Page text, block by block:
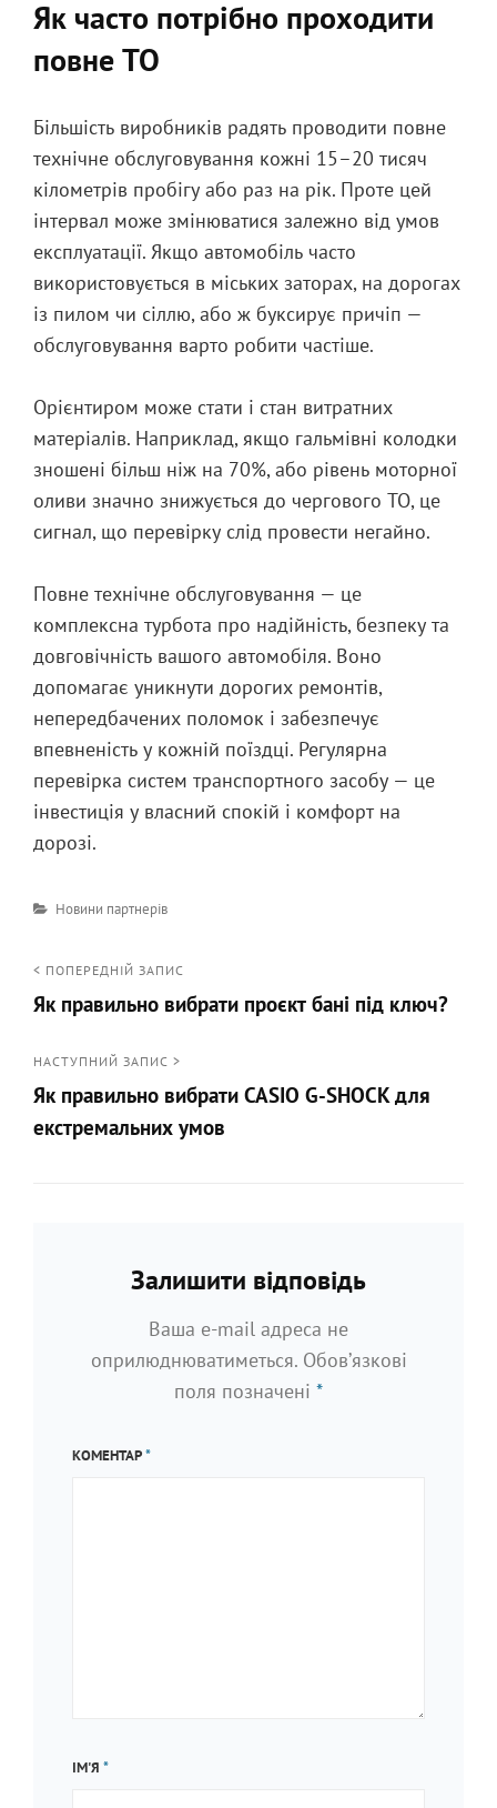
Як часто потрібно проходити
повне ТО
Більшість виробників радять проводити повне
технічне обслуговування кожні 15–20 тисяч
кілометрів пробігу або раз на рік. Проте цей
інтервал може змінюватися залежно від умов
експлуатації. Якщо автомобіль часто
використовується в міських заторах, на дорогах
із пилом чи сіллю, або ж буксирує причіп —
обслуговування варто робити частіше.
Орієнтиром може стати і стан витратних
матеріалів. Наприклад, якщо гальмівні колодки
зношені більш ніж на 70%, або рівень моторної
оливи значно знижується до чергового ТО, це
сигнал, що перевірку слід провести негайно.
Повне технічне обслуговування — це
комплексна турбота про надійність, безпеку та
довговічність вашого автомобіля. Воно
допомагає уникнути дорогих ремонтів,
непередбачених поломок і забезпечує
впевненість у кожній поїздці. Регулярна
перевірка систем транспортного засобу — це
інвестиція у власний спокій і комфорт на
дорозі.
Категорії
Новини партнерів
Навігація
записів
< ПОПЕРЕДНІЙ ЗАПИС
Як правильно вибрати проєкт бані під ключ?
Попередній
запис
НАСТУПНИЙ ЗАПИС >
Як правильно вибрати CASIO G-SHOCK для
екстремальних умов
Залишити відповідь
Ваша e-mail адреса не
оприлюднюватиметься. Обов’язкові
поля позначені *
КОМЕНТАР*
ІМ'Я *